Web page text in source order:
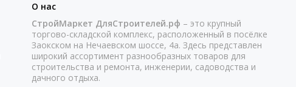
О нас
СтройМаркет ДляСтроителей.рф – это крупный
торгово-складской комплекс, расположенный в посёлке
Заокском на Нечаевском шоссе, 4а. Здесь представлен
широкий ассортимент разнообразных товаров для
строительства и ремонта, инженерии, садоводства и
дачного отдыха.